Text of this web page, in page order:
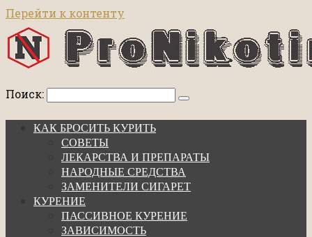
Перейти к контенту
Поиск:
КАК БРОСИТЬ КУРИТЬ
СОВЕТЫ
ЛЕКАРСТВА И ПРЕПАРАТЫ
НАРОДНЫЕ СРЕДСТВА
ЗАМЕНИТЕЛИ СИГАРЕТ
КУРЕНИЕ
ПАССИВНОЕ КУРЕНИЕ
ЗАВИСИМОСТЬ